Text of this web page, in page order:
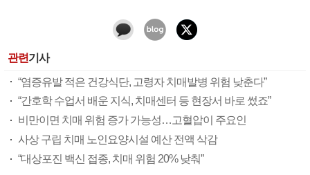
관련기사
“염증유발 적은 건강식단, 고령자 치매발병 위험 낮춘다”
“간호학 수업서 배운 지식, 치매센터 등 현장서 바로 썼죠”
비만이면 치매 위험 증가 가능성…고혈압이 주요인
사상 구립 치매 노인요양시설 예산 전액 삭감
“대상포진 백신 접종, 치매 위험 20% 낮춰”